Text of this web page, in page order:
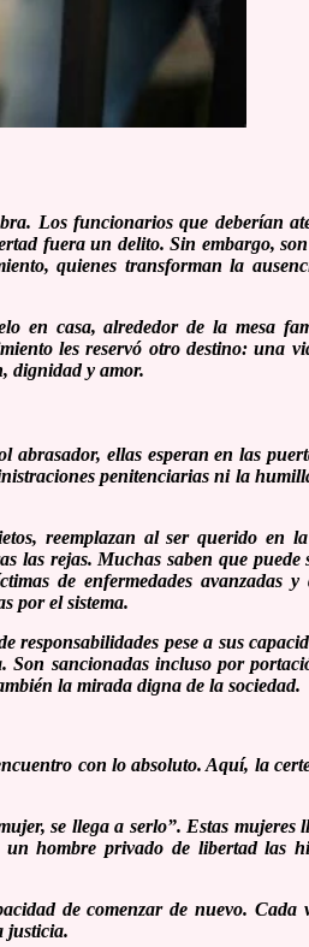
Los funcionarios que deberían
fuera un delito. Sin embargo,
quienes transforman la
en casa, alrededor de la mesa
les reservó otro destino: una
dignidad y amor.
ellas esperan en las
penitenciarias ni la
reemplazan al ser querido en
las rejas. Muchas saben que puede
de enfermedades avanzadas y
por el sistema.
pese a sus
Son sancionadas incluso por
la mirada digna de la sociedad.
con lo absoluto. Aquí, la
se llega a serlo”. Estas mujeres
hombre privado de libertad las
de comenzar de nuevo. Cada
justicia.